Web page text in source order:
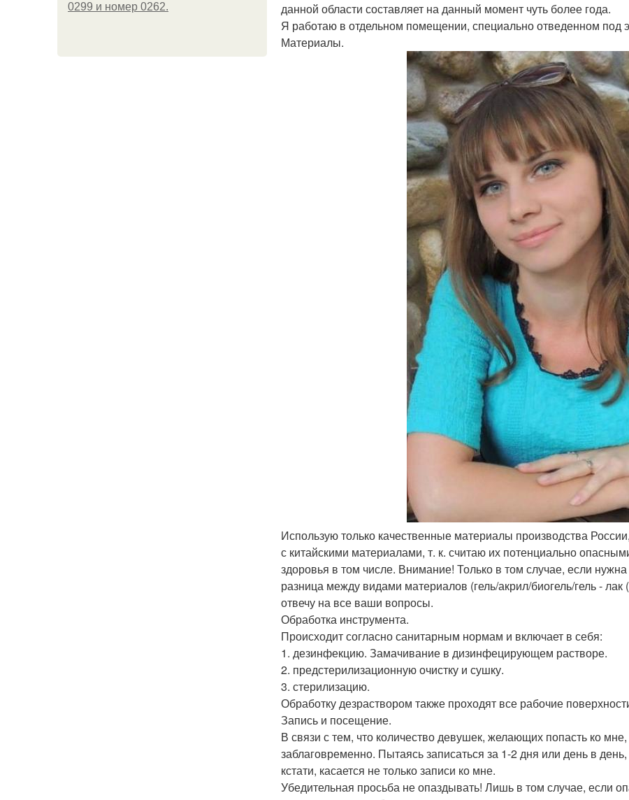
0299 и номер 0262.
данной области составляет на данный момент чуть более года.
Я работаю в отдельном помещении, специально отведенном под
Материалы.
Использую только качественные материалы производства
с китайскими материалами, т. к. считаю их потенциально
здоровья в том числе. Внимание! Только в том случае, если
разница между видами материалов (гель/акрил/биогель/гель -
отвечу на все ваши вопросы.
Обработка инструмента.
Происходит согласно санитарным нормам и включает в себя:
1. дезинфекцию. Замачивание в дизинфецирующем растворе.
2. предстерилизационную очистку и сушку.
3. стерилизацию.
Обработку дезраствором также проходят все рабочие
Запись и посещение.
В связи с тем, что количество девушек, желающих попасть ко
заблаговременно. Пытаясь записаться за 1-2 дня или день в
кстати, касается не только записи ко мне.
Убедительная просьба не опаздывать! Лишь в том случае, если